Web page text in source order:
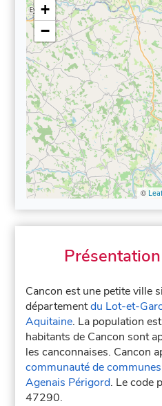
+
−
©
Cancon est une petite ville
départementdu Lot-et-
Aquitaine. La population
habitants de Cancon sont
les canconnaises. Cancon
communauté de
Agenais Périgord. Le code
47290.